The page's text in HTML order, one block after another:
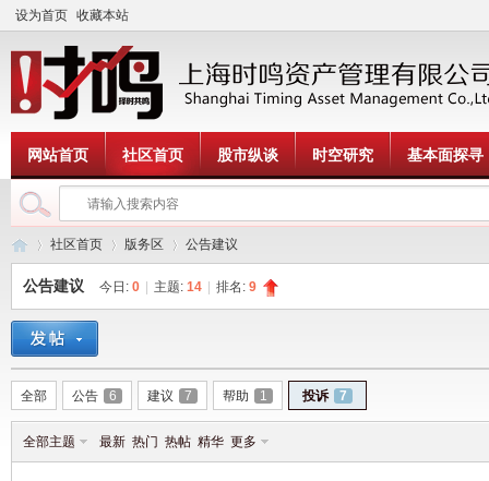
设为首页 收藏本站
网站首页 社区首页 股市纵谈 时空研究 基本面探寻
»
社区首页 版务区 公告建议
公告建议 今日: 0 主题: 14 排名: 9
全部 公告 6 建议 7 帮助 1 投诉 7
全部主题 最新 热门 热帖 精华 更多